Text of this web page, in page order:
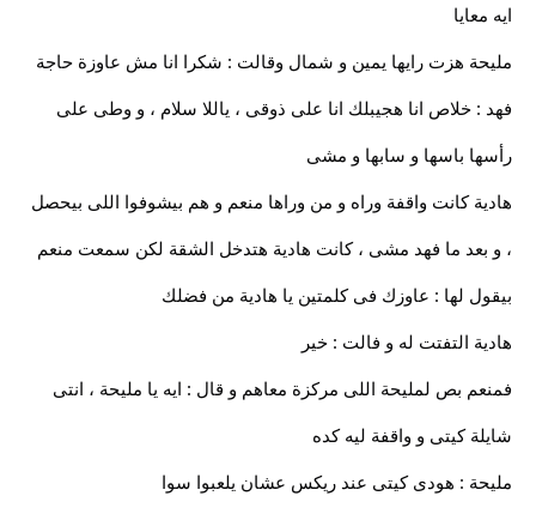
ايه معايا
مليحة هزت رايها يمين و شمال وقالت : شكرا انا مش عاوزة حاجة
فهد : خلاص انا هجيبلك انا على ذوقى ، ياللا سلام ، و وطى على
رأسها باسها و سابها و مشى
هادية كانت واقفة وراه و من وراها منعم و هم بيشوفوا اللى بيحصل
، و بعد ما فهد مشى ، كانت هادية هتدخل الشقة لكن سمعت منعم
بيقول لها : عاوزك فى كلمتين يا هادية من فضلك
هادية التفتت له و فالت : خير
فمنعم بص لمليحة اللى مركزة معاهم و قال : ايه يا مليحة ، انتى
شايلة كيتى و واقفة ليه كده
مليحة : هودى كيتى عند ريكس عشان يلعبوا سوا